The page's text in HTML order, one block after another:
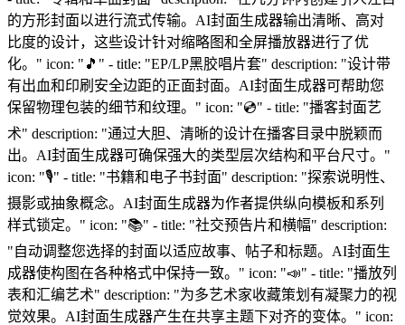
的方形封面以进行流式传输。AI封面生成器输出清晰、高对
比度的设计，这些设计针对缩略图和全屏播放器进行了优
化。" icon: "🎵" - title: "EP/LP黑胶唱片套" description: "设计带
有出血和印刷安全边距的正面封面。AI封面生成器可帮助您
保留物理包装的细节和纹理。" icon: "💿" - title: "播客封面艺
术" description: "通过大胆、清晰的设计在播客目录中脱颖而
出。AI封面生成器可确保强大的类型层次结构和平台尺寸。"
icon: "🎙️" - title: "书籍和电子书封面" description: "探索说明性、
摄影或抽象概念。AI封面生成器为作者提供纵向模板和系列
样式锁定。" icon: "📚" - title: "社交预告片和横幅" description:
"自动调整您选择的封面以适应故事、帖子和标题。AI封面生
成器使构图在各种格式中保持一致。" icon: "📣" - title: "播放列
表和汇编艺术" description: "为多艺术家收藏策划有凝聚力的视
觉效果。AI封面生成器产生在共享主题下对齐的变体。" icon: